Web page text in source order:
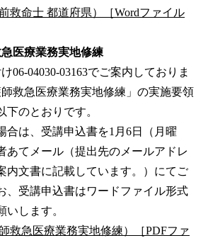
救命士 都道府県）［Wordファイル
医療業務実地修練
06-04030-03163でご案内しておりま
救急医療業務実地修練」の実施要領
下のとおりです。
合は、受講申込書を1月6日（月曜
あてメール（提出先のメールアドレ
内文書に記載しています。）にてご
、受講申込書はワードファイル形式
いします。
救急医療業務実地修練）［PDFファ